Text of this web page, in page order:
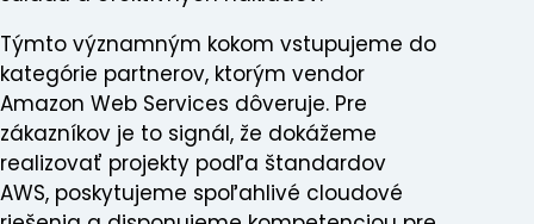
Týmto významným kokom vstupujeme do
kategórie partnerov, ktorým vendor
Amazon Web Services dôveruje. Pre
zákazníkov je to signál, že dokážeme
realizovať projekty podľa štandardov
AWS, poskytujeme spoľahlivé cloudové